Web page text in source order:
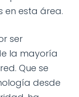
en esta área.
ser
la mayoría
Que se
desde